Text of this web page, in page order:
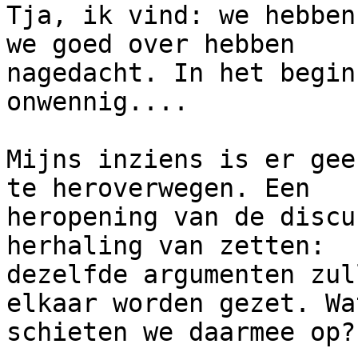
Tja, ik vind: we hebben
we goed over hebben
nagedacht. In het
onwennig....
Mijns inziens is er
te heroverwegen. Een
heropening van de
herhaling van zetten:
dezelfde argumenten
elkaar worden gezet.
schieten we daarmee op?